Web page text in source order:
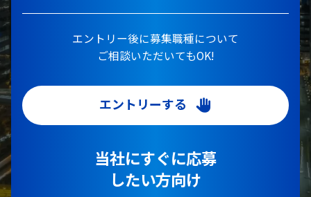
エントリー後に募集職種について
ご相談いただいてもOK!
エントリーする
当社にすぐに応募
したい方向け